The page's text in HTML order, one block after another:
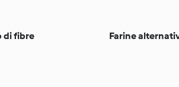
di fibre Farine